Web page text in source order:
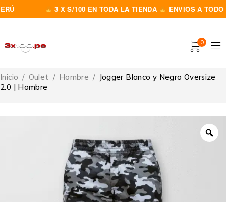
3 X S/100 EN TODA LA TIENDA ENVIOS A TODO EL
0
Inicio / Oulet / Hombre / Jogger Blanco y Negro Oversize
2.0 | Hombre